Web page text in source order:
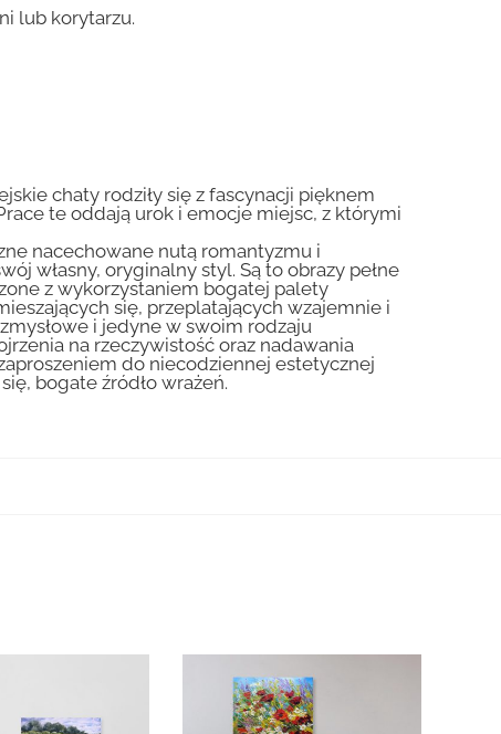
lub korytarzu.
chaty rodziły się z fascynacji pięknem
te oddają urok i emocje miejsc, z którymi
nacechowane nutą romantyzmu i
własny, oryginalny styl. Są to obrazy pełne
z wykorzystaniem bogatej palety
się, przeplatających wzajemnie i
i jedyne w swoim rodzaju
na rzeczywistość oraz nadawania
do niecodziennej estetycznej
bogate źródło wrażeń.